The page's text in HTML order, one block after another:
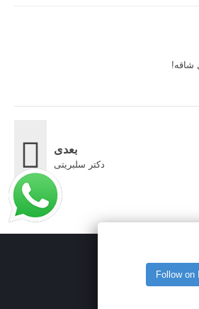
شاقه!
بعدی
دکتر سلبریتی
Follow on